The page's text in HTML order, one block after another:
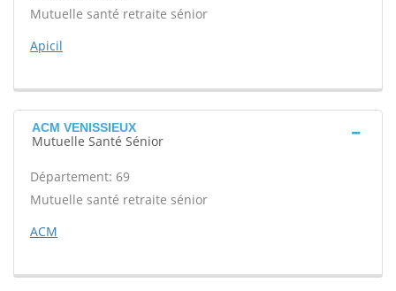
Mutuelle santé retraite sénior
Apicil
ACM VENISSIEUX
Mutuelle Santé Sénior
Département: 69
Mutuelle santé retraite sénior
ACM